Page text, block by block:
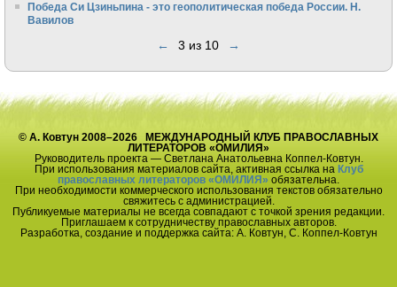
Победа Си Цзиньпина - это геополитическая победа России. Н.
Вавилов
← 3 из 10 →
© А. Ковтун 2008–2026 МЕЖДУНАРОДНЫЙ КЛУБ ПРАВОСЛАВНЫХ
ЛИТЕРАТОРОВ «ОМИЛИЯ»
Руководитель проекта — Светлана Анатольевна Коппел-Ковтун.
При использования материалов сайта, активная ссылка на Клуб
православных литераторов «ОМИЛИЯ» обязательна.
При необходимости коммерческого использования текстов обязательно
свяжитесь с администрацией.
Публикуемые материалы не всегда совпадают с точкой зрения редакции.
Приглашаем к сотрудничеству православных авторов.
Разработка, создание и поддержка сайта: А. Ковтун, С. Коппел-Ковтун